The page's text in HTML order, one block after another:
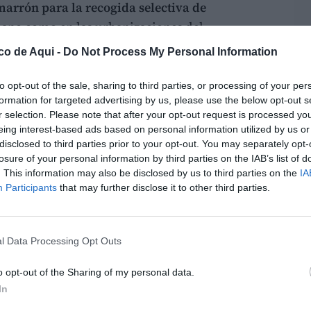
de Aqui - Do Not Process My Personal Information
opt-out of the sale, sharing to third parties, or processing of your
for targeted advertising by us, please use the below opt-out
selection. Please note that after your opt-out request is processed
interest-based ads based on personal information utilized by us
to third parties prior to your opt-out. You may separately
of your personal information by third parties on the IAB’s list of
This information may also be disclosed by us to third parties on the
Participants that may further disclose it to other third parties.
Data Processing Opt Outs
opt-out of the Sharing of my personal data.
para la recogida selectiva de
como en las urbanizaciones del
municipal‘Fes-li l’ullet al marró’
, con
entre la ciudadanía el reciclajey la
domésticos.
el Ayuntamiento ha iniciado una serie de
puntos del municipio. La primera sesión se
urbano con la participación del alcalde
que la implantación del contenedor
selectiva” y ha recordado que
beneficios fiscalespara los vecinos.